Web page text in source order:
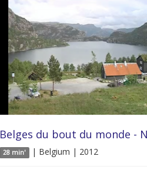
Belges du bout du monde -
28 min' | Belgium | 2012